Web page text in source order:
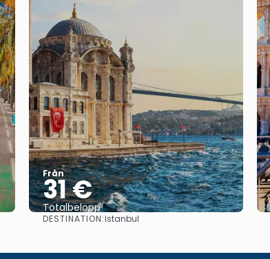
Från
31 €
Totalbelopp
Se
DESTINATION:Istanbul